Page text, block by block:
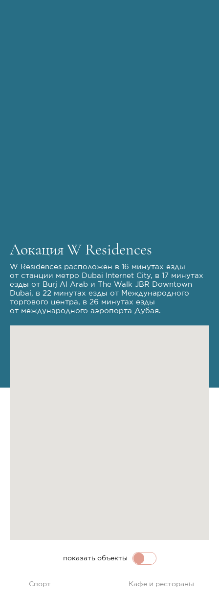
Локация W Residences
W Residences расположен в 16 минутах езды
от станции метро Dubai Internet City, в 17 минутах
езды от Burj Al Arab и The Walk JBR Downtown
Dubai, в 22 минутах езды от Международного
торгового центра, в 26 минутах езды
от международного аэропорта Дубая.
Спорт Кафе и рестораны
показать объекты